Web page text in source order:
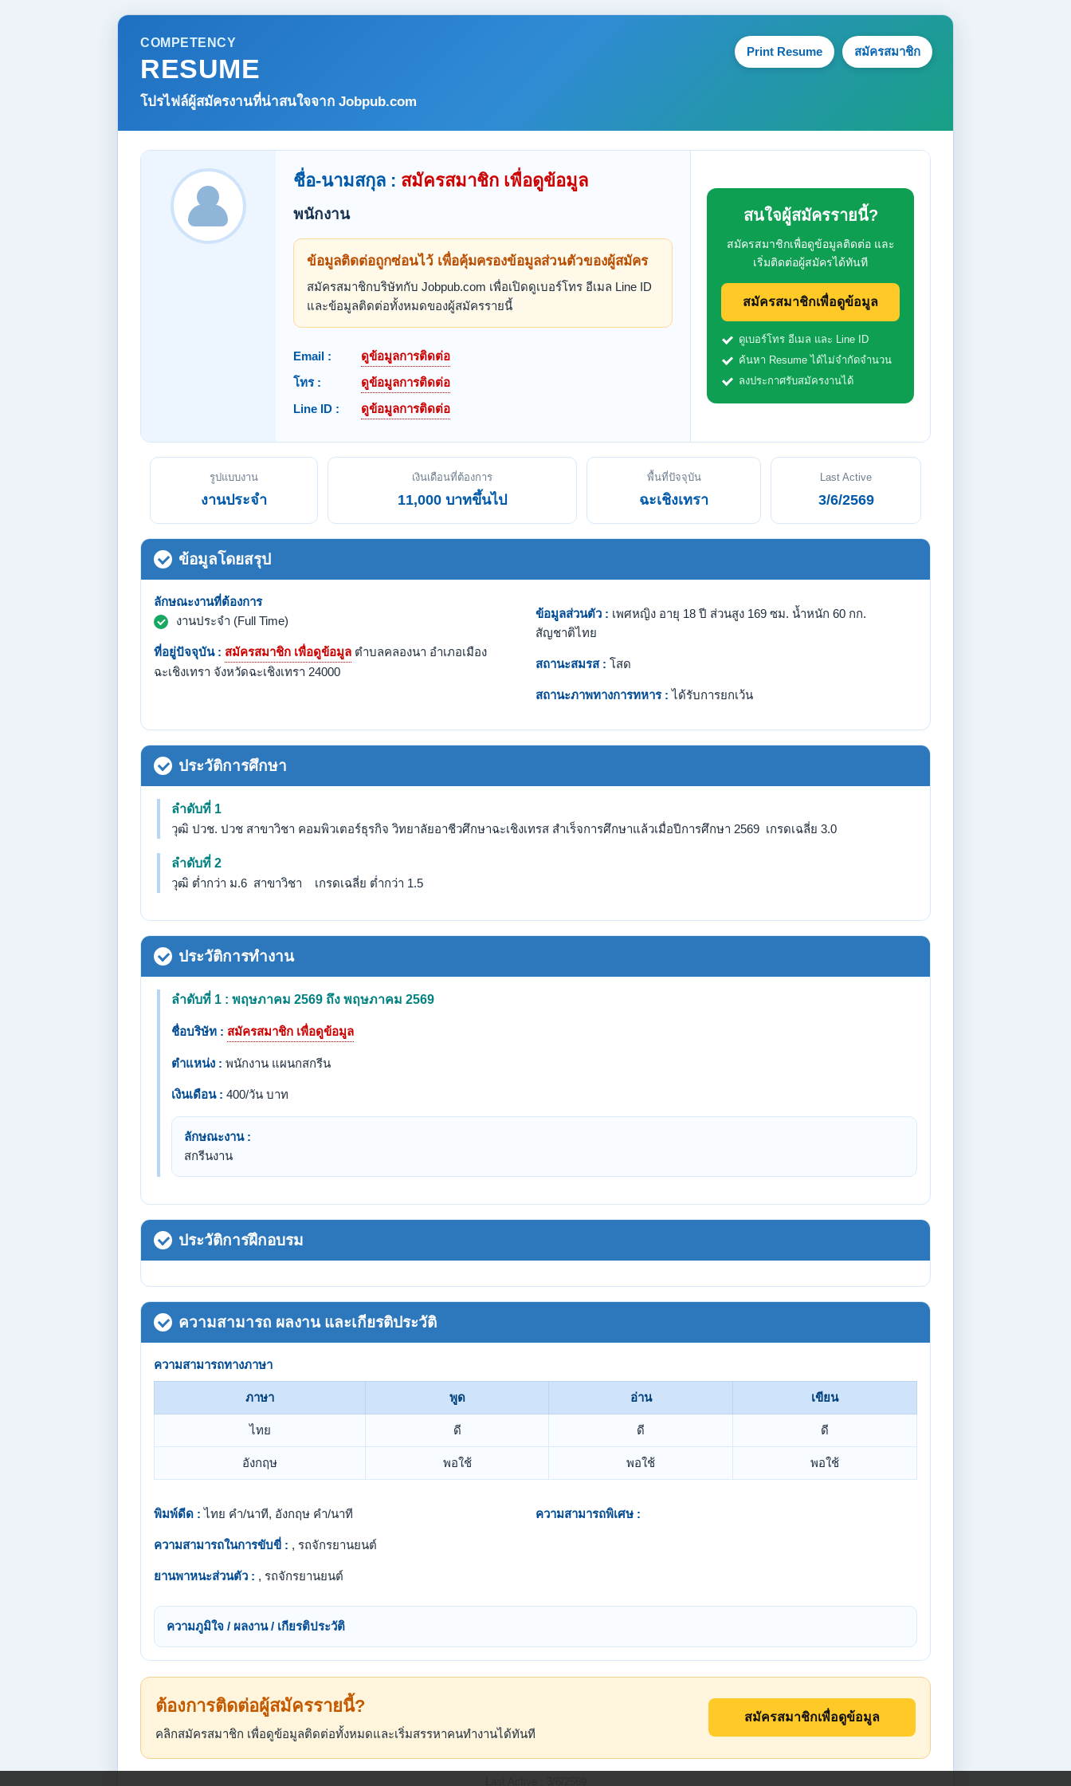
COMPETENCY
RESUME
โปรไฟล์ผู้สมัครงานที่น่าสนใจจาก Jobpub.com
Print Resume สมัครสมาชิก
ชื่อ-นามสกุล : สมัครสมาชิก เพื่อดูข้อมูล
พนักงาน
ข้อมูลติดต่อถูกซ่อนไว้ เพื่อคุ้มครองข้อมูลส่วนตัวของผู้สมัคร
สมัครสมาชิกบริษัทกับ Jobpub.com เพื่อเปิดดูเบอร์โทร อีเมล Line ID
และข้อมูลติดต่อทั้งหมดของผู้สมัครรายนี้
Email :
ดูข้อมูลการติดต่อ
โทร :
ดูข้อมูลการติดต่อ
Line ID :
ดูข้อมูลการติดต่อ
สนใจผู้สมัครรายนี้?
สมัครสมาชิกเพื่อดูข้อมูลติดต่อ และ
เริ่มติดต่อผู้สมัครได้ทันที
สมัครสมาชิกเพื่อดูข้อมูล
ดูเบอร์โทร อีเมล และ Line ID
ค้นหา Resume ได้ไม่จำกัดจำนวน
ลงประกาศรับสมัครงานได้
รูปแบบงาน
งานประจำ
เงินเดือนที่ต้องการ
11,000 บาทขึ้นไป
พื้นที่ปัจจุบัน
ฉะเชิงเทรา
Last Active
3/6/2569
ข้อมูลโดยสรุป
ลักษณะงานที่ต้องการ
งานประจำ (Full Time)
ที่อยู่ปัจจุบัน : สมัครสมาชิก เพื่อดูข้อมูล ตำบลคลองนา อำเภอเมือง
ฉะเชิงเทรา จังหวัดฉะเชิงเทรา 24000
ข้อมูลส่วนตัว : เพศหญิง อายุ 18 ปี ส่วนสูง 169 ซม. น้ำหนัก 60 กก.
สัญชาติไทย
สถานะสมรส : โสด
สถานะภาพทางการทหาร : ได้รับการยกเว้น
ประวัติการศึกษา
ลำดับที่ 1
วุฒิ ปวช. ปวช สาขาวิชา คอมพิวเตอร์ธุรกิจ วิทยาลัยอาชีวศึกษาฉะเชิงเทรส สำเร็จการศึกษาแล้วเมื่อปีการศึกษา 2569 เกรดเฉลี่ย 3.0
ลำดับที่ 2
วุฒิ ต่ำกว่า ม.6 สาขาวิชา เกรดเฉลี่ย ต่ำกว่า 1.5
ประวัติการทำงาน
ลำดับที่ 1 : พฤษภาคม 2569 ถึง พฤษภาคม 2569
ชื่อบริษัท : สมัครสมาชิก เพื่อดูข้อมูล
ตำแหน่ง : พนักงาน แผนกสกรีน
เงินเดือน : 400/วัน บาท
ลักษณะงาน :
สกรีนงาน
ประวัติการฝึกอบรม
ความสามารถ ผลงาน และเกียรติประวัติ
ความสามารถทางภาษา
ภาษา พูด อ่าน เขียน
ไทย ดี ดี ดี
อังกฤษ พอใช้ พอใช้ พอใช้
พิมพ์ดีด : ไทย คำ/นาที, อังกฤษ คำ/นาที
ความสามารถในการขับขี่ : , รถจักรยานยนต์
ยานพาหนะส่วนตัว : , รถจักรยานยนต์
ความสามารถพิเศษ :
ความภูมิใจ / ผลงาน / เกียรติประวัติ
ต้องการติดต่อผู้สมัครรายนี้?
คลิกสมัครสมาชิก เพื่อดูข้อมูลติดต่อทั้งหมดและเริ่มสรรหาคนทำงานได้ทันที
สมัครสมาชิกเพื่อดูข้อมูล